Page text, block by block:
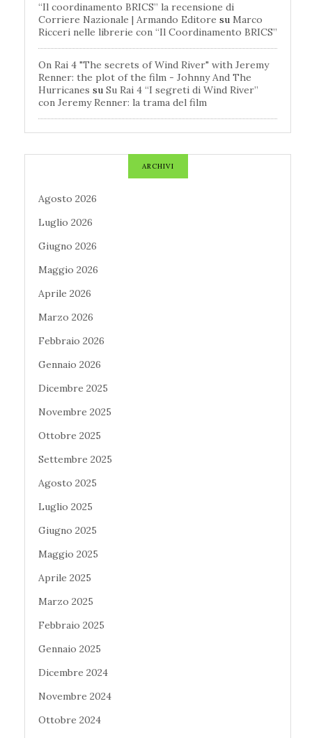
“Il coordinamento BRICS” la recensione di
Corriere Nazionale | Armando Editore su Marco
Ricceri nelle librerie con “Il Coordinamento BRICS”
On Rai 4 "The secrets of Wind River" with Jeremy
Renner: the plot of the film - Johnny And The
Hurricanes su Su Rai 4 “I segreti di Wind River”
con Jeremy Renner: la trama del film
ARCHIVI
Agosto 2026
Luglio 2026
Giugno 2026
Maggio 2026
Aprile 2026
Marzo 2026
Febbraio 2026
Gennaio 2026
Dicembre 2025
Novembre 2025
Ottobre 2025
Settembre 2025
Agosto 2025
Luglio 2025
Giugno 2025
Maggio 2025
Aprile 2025
Marzo 2025
Febbraio 2025
Gennaio 2025
Dicembre 2024
Novembre 2024
Ottobre 2024